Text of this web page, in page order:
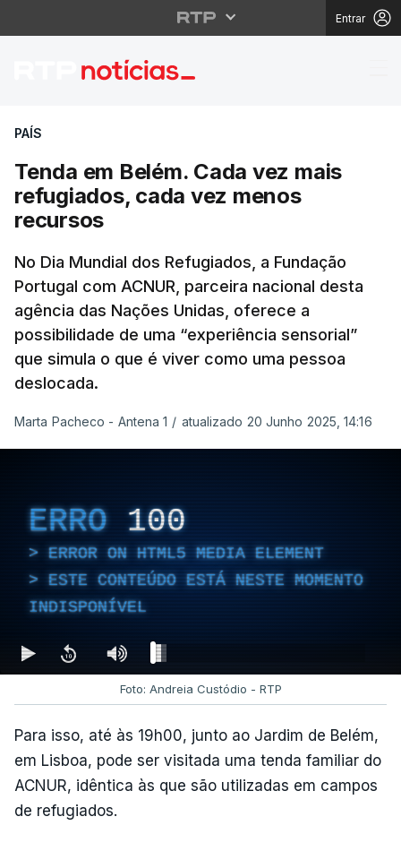
Entrar
Tenda em Belém.
PAÍS
Tenda em Belém. Cada vez mais
refugiados, cada vez menos
recursos
No Dia Mundial dos Refugiados, a Fundação
Portugal com ACNUR, parceira nacional desta
agência das Nações Unidas, oferece a
possibilidade de uma “experiência sensorial”
que simula o que é viver como uma pessoa
deslocada.
Marta Pacheco - Antena 1 / atualizado 20 Junho 2025, 14:16
ERRO 100
ERROR ON HTML5 MEDIA ELEMENT
ESTE CONTEÚDO ESTÁ NESTE MOMENTO
INDISPONÍVEL
Foto: Andreia Custódio - RTP
Para isso, até às 19h00, junto ao Jardim de Belém,
em Lisboa, pode ser visitada uma tenda familiar do
ACNUR, idêntica às que são utilizadas em campos
de refugiados.